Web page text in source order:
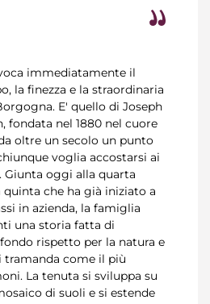
immediatamente il
la finezza e la straordinaria
E' quello di Joseph
fondata nel 1880 nel cuore
oltre un secolo un punto
voglia accostarsi ai
Giunta oggi alla quarta
quinta che ha già iniziato a
in azienda, la famiglia
una storia fatta di
rispetto per la natura e
tramanda come il più
La tenuta si sviluppa su
di suoli e si estende